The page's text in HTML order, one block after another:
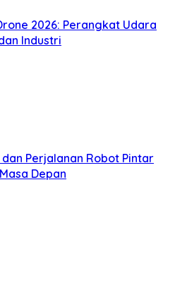
2026: Perangkat Udara
Industri
Perjalanan Robot Pintar
Depan